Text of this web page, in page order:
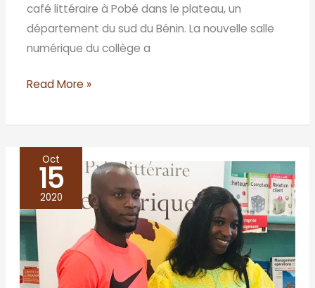
café littéraire à Pobé dans le plateau, un
département du sud du Bénin. La nouvelle salle
numérique du collège a
Read More »
Oct
15
2020
Jeu-
concours
Remember
Mongo
BETI